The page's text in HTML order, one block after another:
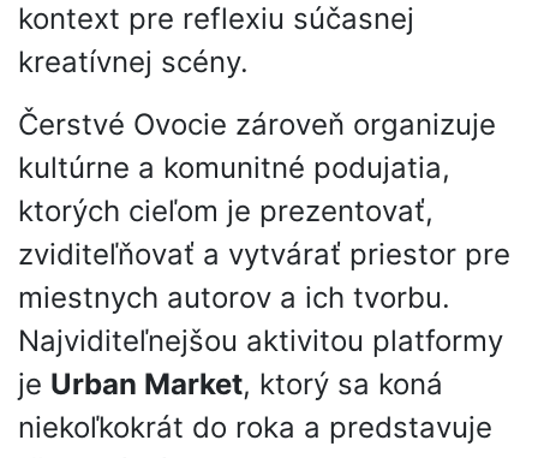
kontext pre reflexiu súčasnej
kreatívnej scény.
Čerstvé Ovocie zároveň organizuje
kultúrne a komunitné podujatia,
ktorých cieľom je prezentovať,
zviditeľňovať a vytvárať priestor pre
miestnych autorov a ich tvorbu.
Najviditeľnejšou aktivitou platformy
je Urban Market, ktorý sa koná
niekoľkokrát do roka a predstavuje